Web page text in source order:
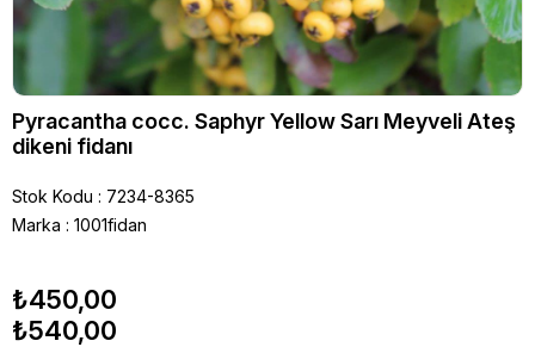
Pyracantha cocc. Saphyr Yellow Sarı Meyveli Ateş
dikeni fidanı
Stok Kodu
7234-8365
Marka : 1001fidan
₺450,00
₺540,00